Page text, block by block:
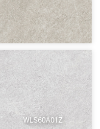
WLS60A01Z